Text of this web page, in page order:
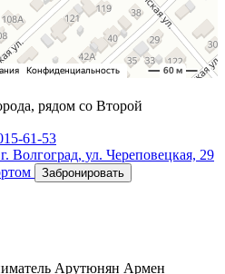
рядом со Второй
61-53
Волгоград, ул. Череповецкая, 29
Забронировать
Арутюнян Армен